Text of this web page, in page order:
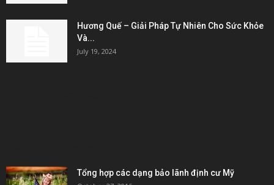
Hương Quế – Giải Pháp Tự Nhiên Cho Sức Khỏe
Và...
July 19, 2024
Tổng hợp các dạng bảo lãnh định cư Mỹ